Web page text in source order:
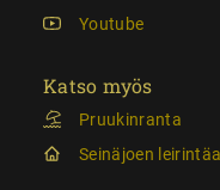
Youtube
Katso myös
Pruukinranta
Seinäjoen